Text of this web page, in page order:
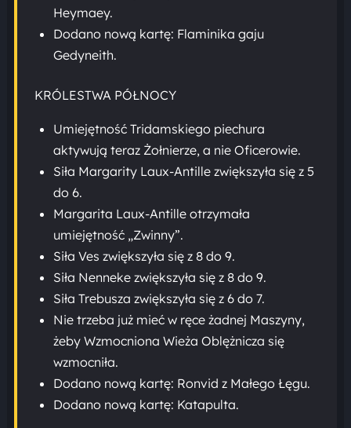
Heymaey.
Dodano nową kartę: Flaminika gaju
Gedyneith.
KRÓLESTWA PÓŁNOCY
Umiejętność Tridamskiego piechura
aktywują teraz Żołnierze, a nie Oficerowie.
Siła Margarity Laux-Antille zwiększyła się z 5
do 6.
Margarita Laux-Antille otrzymała
umiejętność „Zwinny”.
Siła Ves zwiększyła się z 8 do 9.
Siła Nenneke zwiększyła się z 8 do 9.
Siła Trebusza zwiększyła się z 6 do 7.
Nie trzeba już mieć w ręce żadnej Maszyny,
żeby Wzmocniona Wieża Oblężnicza się
wzmocniła.
Dodano nową kartę: Ronvid z Małego Łęgu.
Dodano nową kartę: Katapulta.